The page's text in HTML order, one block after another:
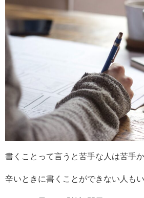
書くことって言うと苦手な人は苦手
辛いときに書くことができない人も